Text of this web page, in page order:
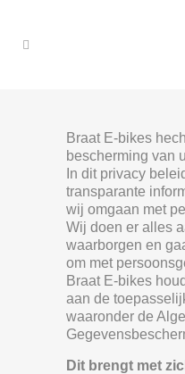
Braat E-bikes
bescherming van
In dit privacy
transparante
wij omgaan met
Wij doen er alles
waarborgen en
om met
Braat E-bikes
aan de
waaronder de
Dit brengt met